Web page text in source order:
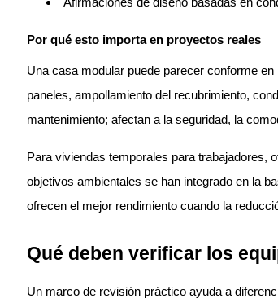
Por qué esto importa en proyectos reales
Una casa modular puede parecer conforme
paneles, ampollamiento del recubrimiento,
mantenimiento; afectan a la seguridad, la
Para viviendas temporales para trabajadores,
objetivos ambientales se han integrado en la
ofrecen el mejor rendimiento cuando la
Qué deben verificar los
Un marco de revisión práctico ayuda a